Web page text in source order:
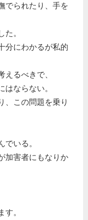
でられたり、手を
。
分にわかるが私的
るべきで、
ならない。
、この問題を乗り
いる。
加害者にもなりか
。